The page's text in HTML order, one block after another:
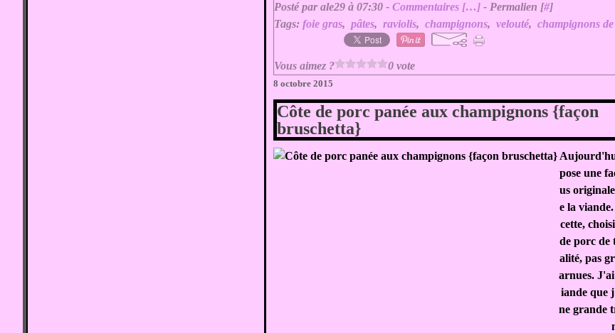
Posté par ale29 à 07:30 -Commentaires […] - Permalien [#]
Tags:foie gras,pâtes,raviolis,champignons,velouté,champignons
Vous aimez ? 0 vote
8 octobre 2015
Côte de porc panée aux champignons {façon
bruschetta}
pose une
us
e la
cette,
de porc de
alité, pas
arnues.
iande que
ne grande